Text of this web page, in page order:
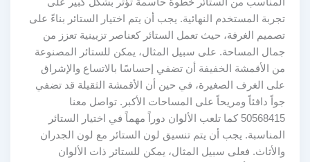
تجربة المستخدم النهائية. يجب أن يتم اختيار الستائر بناءً على
تصميم الغرفة، حيث تعمل الستائر كعناصر تزيينية تعزز من
جمال المساحة. على سبيل المثال، يمكن للستائر المصنوعة
من الأقمشة الخفيفة أن تضفي إحساسًا بالاتساع والإشراق
على الغرف الصغيرة، في حين أن الأقمشة الثقيلة قد تضفي
جواً دافئاً ومريحاً على المساحات الأكبر. تواصل معنا
50568415 كما تلعب الألوان دوراً مهماً في اختيار الستائر
المناسبة. يجب أن يتم تنسيق لون الستائر مع لون الجدران
والأثاث. فعلى سبيل المثال، يمكن للستائر ذات الألوان